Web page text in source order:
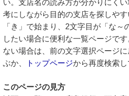
い。支店名の読み方が分かりにく
考にしながら目的の支店を探しやす
「き」で始まり、2文字目が「な～
したい場合に便利な一覧ページで
ない場合は、前の文字選択ページ
ぶか、
トップページから再度検索し
このページの見方